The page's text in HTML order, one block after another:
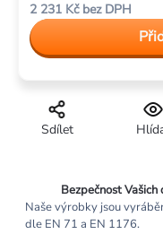
Sdílet
2 231 Kč bez DPH
Měrná
cena:
Bezpečnost
Naše výrobky jsou
dle EN 71 a EN 1176.